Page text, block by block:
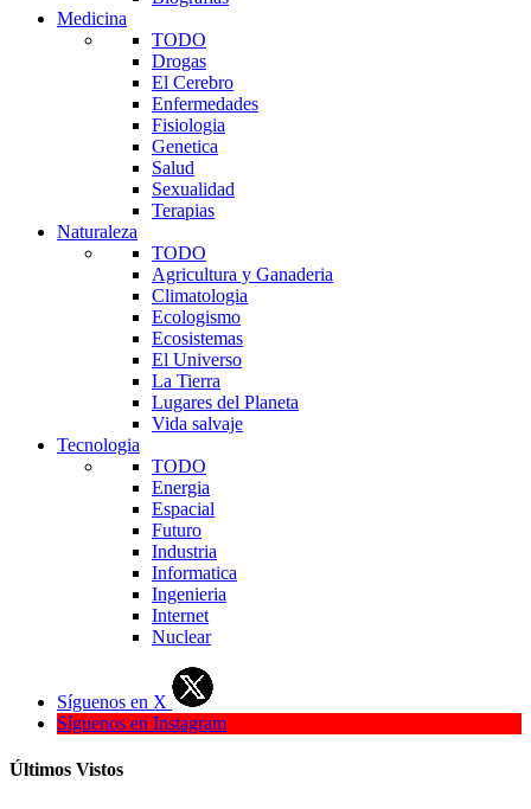
Medicina
TODO
Drogas
El Cerebro
Enfermedades
Fisiologia
Genetica
Salud
Sexualidad
Terapias
Naturaleza
TODO
Agricultura y Ganaderia
Climatologia
Ecologismo
Ecosistemas
El Universo
La Tierra
Lugares del Planeta
Vida salvaje
Tecnologia
TODO
Energia
Espacial
Futuro
Industria
Informatica
Ingenieria
Internet
Nuclear
Síguenos en X
Síguenos en Instagram
Últimos Vistos